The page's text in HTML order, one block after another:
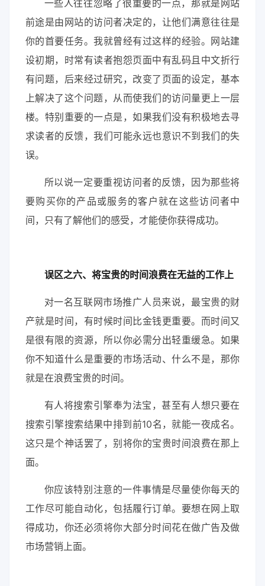
一些人往往忽略了很重要的一点，那就是网站
前途是由网站的访问者决定的，让他们满意往往是
你的首要任务。我就曾经有过这样的经验。网站建
设初期，时常有读者抱怨页面中有乱码且中文折行
有问题，后来经过研究，改变了页面的设定，基本
上解决了这个问题，从而使我们的访问量更上一层
楼。特别重要的一点是，如果我们没有积极地去寻
求读者的反馈，我们可能永远也意识不到我们的失
误。
所以说一定要重视访问者的反馈，因为那些将
要购买你的产品或服务的客户就在这些访问者中
间，只有了解他们的感受，才能使你获得成功。
误区之六、将宝贵的时间浪费在无益的工作上
对一名互联网市场推广人员来说，最宝贵的财
产就是时间，有时候时间比金钱更重要。而时间又
是很有限的资源，所以你必需分出轻重缓急。如果
你不知道什么是重要的市场活动、什么不是，那你
就是在浪费宝贵的时间。
有人将搜索引擎奉为法宝，甚至有人想只要在
搜索引擎搜索结果中排到前10名，就能一夜成名。
这只是个神话罢了，别将你的宝贵时间浪费在那上
面。
你应该特别注意的一件事情是尽量使你每天的
工作尽可能自动化，包括履行订单。要想在网上取
得成功，你还必须将你大部分时间花在做广告及做
市场营销上面。